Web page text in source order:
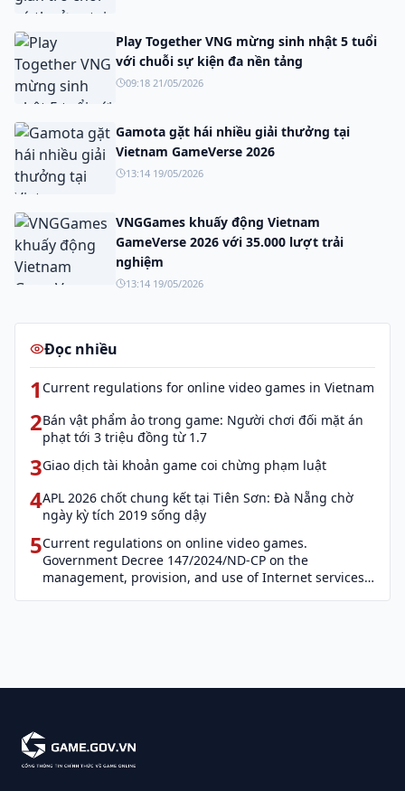
Play Together VNG mừng sinh nhật 5 tuổi
với chuỗi sự kiện đa nền tảng
09:18 21/05/2026
Gamota gặt hái nhiều giải thưởng tại
Vietnam GameVerse 2026
13:14 19/05/2026
VNGGames khuấy động Vietnam
GameVerse 2026 với 35.000 lượt trải
nghiệm
13:14 19/05/2026
Đọc nhiều
1 Current regulations for online video games in Vietnam
2Bán vật phẩm ảo trong game: Người chơi đối mặt án
phạt tới 3 triệu đồng từ 1.7
3Giao dịch tài khoản game coi chừng phạm luật
4APL 2026 chốt chung kết tại Tiên Sơn: Đà Nẵng chờ
ngày kỳ tích 2019 sống dậy
5Current regulations on online video games.
Government Decree 147/2024/ND-CP on the
management, provision, and use of Internet services